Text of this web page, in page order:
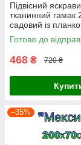
Підвісний
тканинний гамак
садовий із
мексиканський
для дому дачі та
Готово до
468 ₴ 720 ₴
–35%